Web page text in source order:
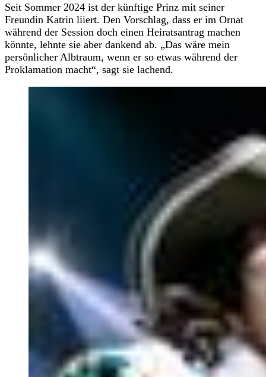
Seit Sommer 2024 ist der künftige Prinz mit seiner
Freundin Katrin liiert. Den Vorschlag, dass er im Ornat
während der Session doch einen Heiratsantrag machen
könnte, lehnte sie aber dankend ab. „Das wäre mein
persönlicher Albtraum, wenn er so etwas während der
Proklamation macht“, sagt sie lachend.